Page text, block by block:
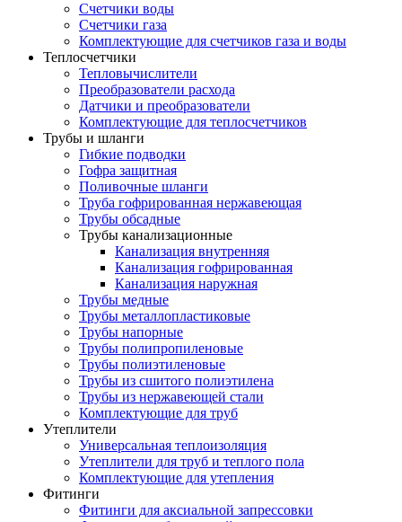
Счетчики воды
Счетчики газа
Комплектующие для счетчиков газа и воды
Теплосчетчики
Тепловычислители
Преобразователи расхода
Датчики и преобразователи
Комплектующие для теплосчетчиков
Трубы и шланги
Гибкие подводки
Гофра защитная
Поливочные шланги
Труба гофрированная нержавеющая
Трубы обсадные
Трубы канализационные
Канализация внутренняя
Канализация гофрированная
Канализация наружная
Трубы медные
Трубы металлопластиковые
Трубы напорные
Трубы полипропиленовые
Трубы полиэтиленовые
Трубы из сшитого полиэтилена
Трубы из нержавеющей стали
Комплектующие для труб
Утеплители
Универсальная теплоизоляция
Утеплители для труб и теплого пола
Комплектующие для утепления
Фитинги
Фитинги для аксиальной запрессовки